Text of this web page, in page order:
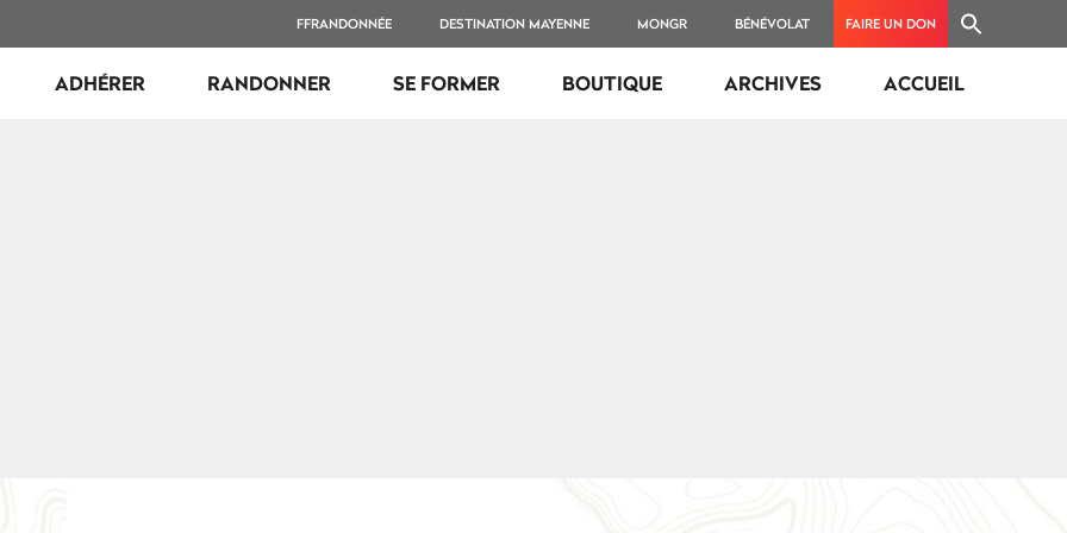
FFRANDONNÉE DESTINATION MAYENNE MONGR BÉNÉVOLAT FAIRE UN DON
ADHÉRER RANDONNER SE FORMER BOUTIQUE ARCHIVES ACCUEIL